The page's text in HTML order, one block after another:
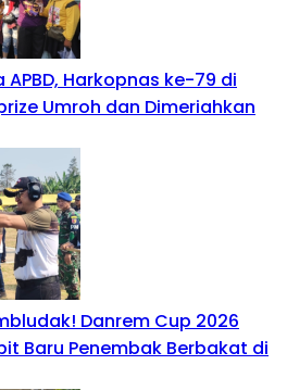
Harkopnas ke-79 di
Umroh dan Dimeriahkan
Danrem Cup 2026
Baru Penembak Berbakat di